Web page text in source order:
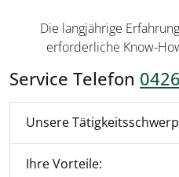
Die langjährige
erforderliche Know-
Service Telefon
Unsere
Ihre Vorteile: